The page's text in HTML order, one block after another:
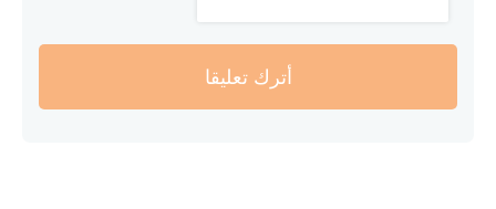
أترك تعليقا